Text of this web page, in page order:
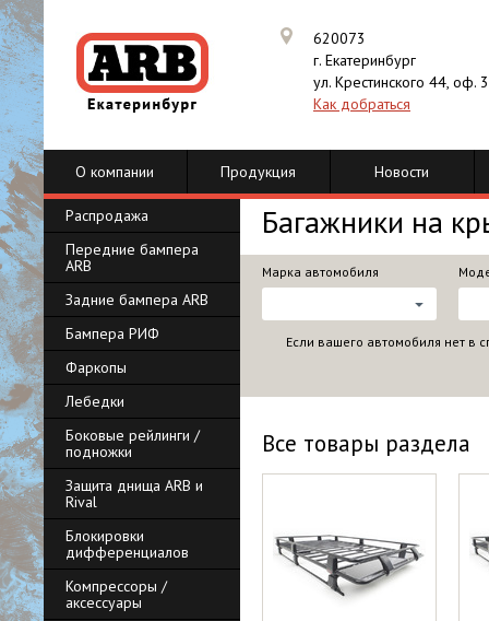
620073
г. Екатеринбург
ул. Крестинского 44, оф.
Как добраться
О компании Продукция Новости
Распродажа
Передние бампера
ARB
Задние бампера ARB
Бампера РИФ
Фаркопы
Лебедки
Боковые рейлинги /
подножки
Защита днища ARB и
Rival
Блокировки
дифференциалов
Компрессоры /
аксессуары
Багажники на
Марка автомобиля
Если вашего автомобиля нет в
Все товары раздела